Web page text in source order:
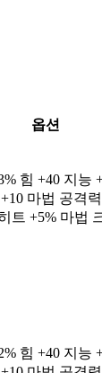
옵션
힘 +40 지능
마법 공격
트 +5% 마법
힘 +40 지능